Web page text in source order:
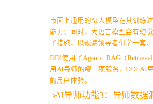
市面上通用的AI大模型在其训练
能力；同时，大语言模型会有幻
了措施，以规避领导者们学一套
DDI使用了Agentic RAG（
用AI导师的哪一项服务，DDI AI
的用户体验。
AI导师功能3：导师数据